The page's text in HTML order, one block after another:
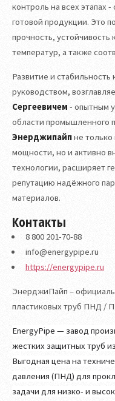
контроль на всех этапах
готовой продукции. Это
прочность,
температур, а также
Развитие и
руководством,
Сергеевичем - опытным
области промышленного
Энерджипайпне
мощности, но и активно
технологии, расширяет
репутацию надёжного
материалов.
Контакты
8 800 201-70-88
info@energypipe.ru
https://energypipe.ru
ЭнерджиПайп –
пластиковых труб ПНД /
EnergyPipe — завод
жестких защитных труб
Выгодная цена на
давления (ПНД) для
задачи для низко- и